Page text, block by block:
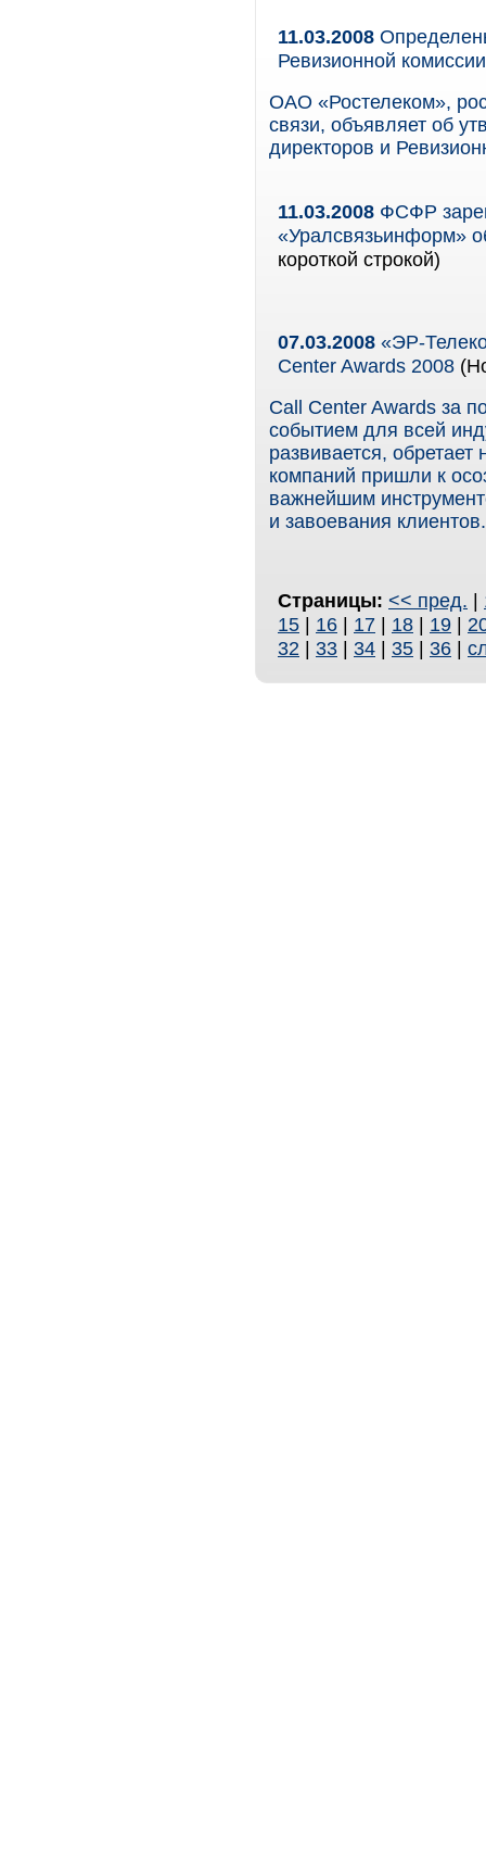
11.03.2008
Ревизионной
ОАО «Ростелеком»,
связи, объявляет об
директоров и
11.03.2008 ФСФР
«Уралсвязьинформ»
короткой строкой)
07.03.2008 «ЭР-
Сenter Awards 2008
Call Center Awards за
событием для всей
развивается,
компаний пришли к
важнейшим
и завоевания клиентов.
Страницы: << пред. |
15 | 16 | 17 | 18 | 19 |
32 | 33 | 34 | 35 | 36 |